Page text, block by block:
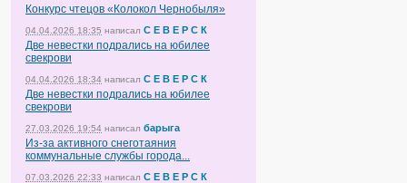
Конкурс чтецов «Колокол Чернобыля»
04.04.2026 18:35 написал С Е В Е Р С К
Две невестки подрались на юбилее
свекрови
04.04.2026 18:34 написал С Е В Е Р С К
Две невестки подрались на юбилее
свекрови
27.03.2026 19:54 написал барыга
Из-за активного снеготаяния
коммунальные службы города...
07.03.2026 22:33 написал С Е В Е Р С К